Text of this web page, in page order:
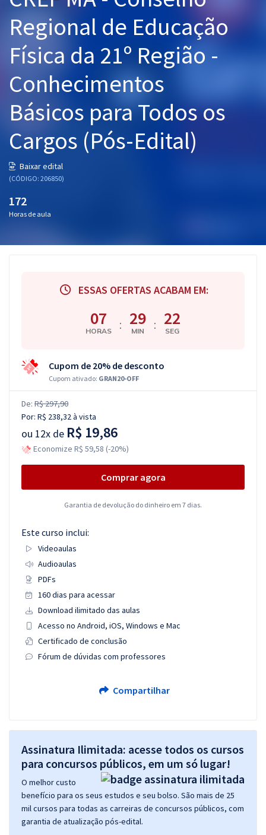
Graduação
Mentorias
Questões grátis
Conteúdo gratuito
Blog
Regional de Educação
Física da 21º Região -
Conhecimentos
Básicos para Todos os
Cargos (Pós-Edital)
Baixar edital
(CÓDIGO: 206850)
172
Horas de aula
ESSAS OFERTAS ACABAM EM:
07
HORAS : 29
MIN : 21
SEG
Cupom de 20% de desconto
Cupom ativado: GRAN20-OFF
De: R$ 297,90
Por: R$ 238,32à vista
ou 12x de R$ 19,86
Economize R$ 59,58 (-20%)
Comprar agora
Garantia de devolução do dinheiro em 7 dias.
Este curso inclui:
Videoaulas
Audioaulas
PDFs
160 dias para acessar
Download ilimitado das aulas
Acesso no Android, iOS, Windows e Mac
Certificado de conclusão
Fórum de dúvidas com professores
Compartilhar
Assinatura Ilimitada: acesse todos os cursos
para concursos públicos, em um só lugar!
O melhor custo
benefício para os seus estudos e seu bolso. São mais de 25
mil cursos para todas as carreiras de concursos públicos, com
garantia de atualização pós-edital.